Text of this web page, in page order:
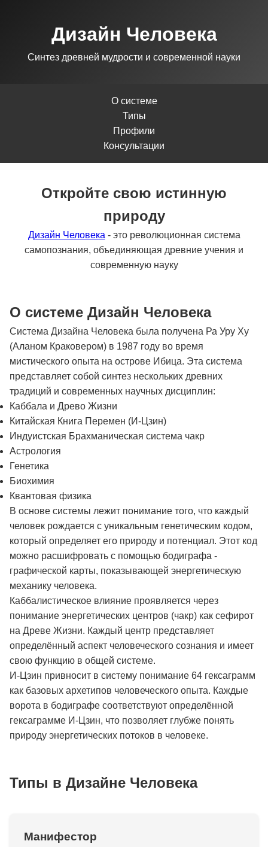
Дизайн Человека
Синтез древней мудрости и современной науки
О системе
Типы
Профили
Консультации
Откройте свою истинную
природу
Дизайн Человека - это революционная система
самопознания, объединяющая древние учения и
современную науку
О системе Дизайн Человека
Система Дизайна Человека была получена Ра Уру Ху
(Аланом Краковером) в 1987 году во время
мистического опыта на острове Ибица. Эта система
представляет собой синтез нескольких древних
традиций и современных научных дисциплин:
Каббала и Древо Жизни
Китайская Книга Перемен (И-Цзин)
Индуистская Брахманическая система чакр
Астрология
Генетика
Биохимия
Квантовая физика
В основе системы лежит понимание того, что каждый
человек рождается с уникальным генетическим кодом,
который определяет его природу и потенциал. Этот код
можно расшифровать с помощью бодиграфа -
графической карты, показывающей энергетическую
механику человека.
Каббалистическое влияние проявляется через
понимание энергетических центров (чакр) как сефирот
на Древе Жизни. Каждый центр представляет
определённый аспект человеческого сознания и имеет
свою функцию в общей системе.
И-Цзин привносит в систему понимание 64 гексаграмм
как базовых архетипов человеческого опыта. Каждые
ворота в бодиграфе соответствуют определённой
гексаграмме И-Цзин, что позволяет глубже понять
природу энергетических потоков в человеке.
Типы в Дизайне Человека
Манифестор